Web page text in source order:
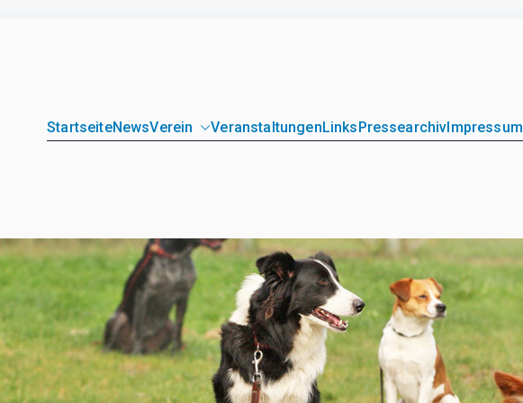
Loitz e.V.
StartseiteNewsVerein VeranstaltungenLinksPressearchivImpressum